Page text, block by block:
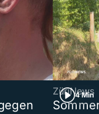
4 Min
ZüriNews